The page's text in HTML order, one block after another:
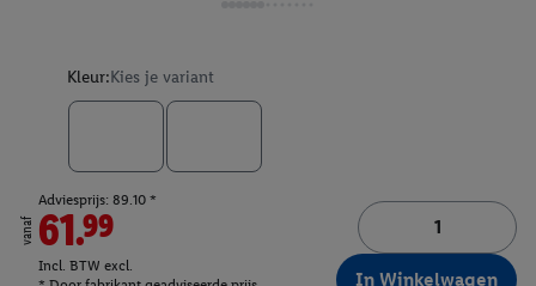
Kleur:Kies je variant
vanaf
Adviesprijs: 89.10 *
61.99
Incl. BTW excl.
In Winkelwagen